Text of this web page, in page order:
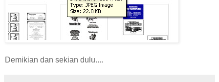
Demikian dan sekian dulu....